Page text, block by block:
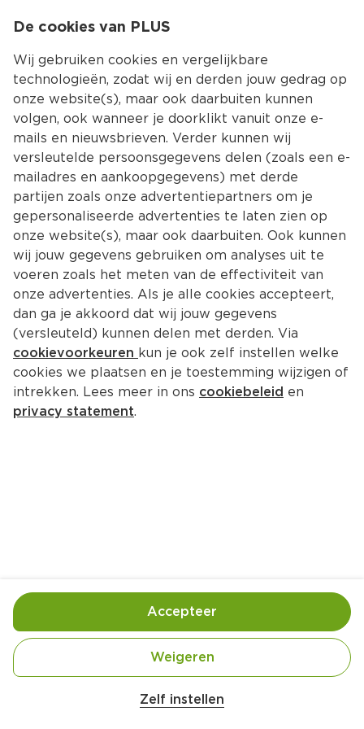
Kies jouw
Terug Producten
Cereal Galettes Vanillesmaak
Zak 175 g  (kilo €19.94)
Handige informatie over dit product
De cookies van PLUS
Wij gebruiken cookies en vergelijkbare
technologieën, zodat wij en derden jouw gedrag op
onze website(s), maar ook daarbuiten kunnen
volgen, ook wanneer je doorklikt vanuit onze e-
mails en nieuwsbrieven. Verder kunnen wij
versleutelde persoonsgegevens delen (zoals een e-
mailadres en aankoopgegevens) met derde
partijen zoals onze advertentiepartners om je
gepersonaliseerde advertenties te laten zien op
onze website(s), maar ook daarbuiten. Ook kunnen
wij jouw gegevens gebruiken om analyses uit te
voeren zoals het meten van de effectiviteit van
onze advertenties. Als je alle cookies accepteert,
dan ga je akkoord dat wij jouw gegevens
(versleuteld) kunnen delen met derden. Via
cookievoorkeuren kun je ook zelf instellen welke
cookies we plaatsen en je toestemming wijzigen of
intrekken. Lees meer in ons cookiebeleid en
privacy statement.
Zelf instellen
Weigeren
Accepteer